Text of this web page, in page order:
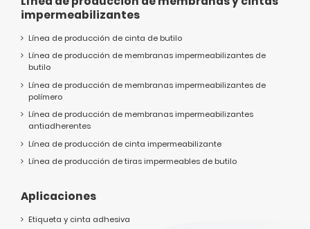
impermeabilizantes
Línea de producción de cinta de butilo
Línea de producción de membranas impermeabilizantes de
butilo
Línea de producción de membranas impermeabilizantes de
polímero
Línea de producción de membranas impermeabilizantes
antiadherentes
Línea de producción de cinta impermeabilizante
Línea de producción de tiras impermeables de butilo
Aplicaciones
Etiqueta y cinta adhesiva